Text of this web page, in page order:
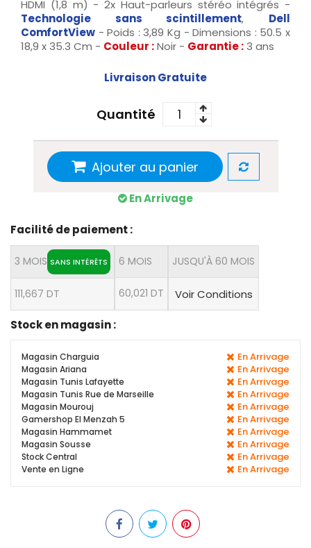
HDMI (1,8 m) - 2x Haut-parleurs stéréo intégrés -
Technologie sans scintillement, Dell
ComfortView - Poids : 3,89 Kg - Dimensions : 50.5 x
18,9 x 35.3 Cm - Couleur :Noir - Garantie:3 ans
Livraison Gratuite
Quantité
Ajouter au panier
En Arrivage
Facilité de paiement :
3 MOIS SANS INTÉRÊTS
111,667 DT
6 MOIS
60,021 DT
JUSQU'À 60 MOIS
Voir Conditions
Stock en magasin :
Magasin Charguia En Arrivage
Magasin Ariana En Arrivage
Magasin Tunis Lafayette En Arrivage
Magasin Tunis Rue de Marseille En Arrivage
Magasin Mourouj En Arrivage
Gamershop El Menzah 5 En Arrivage
Magasin Hammamet En Arrivage
Magasin Sousse En Arrivage
Stock Central En Arrivage
Vente en Ligne En Arrivage